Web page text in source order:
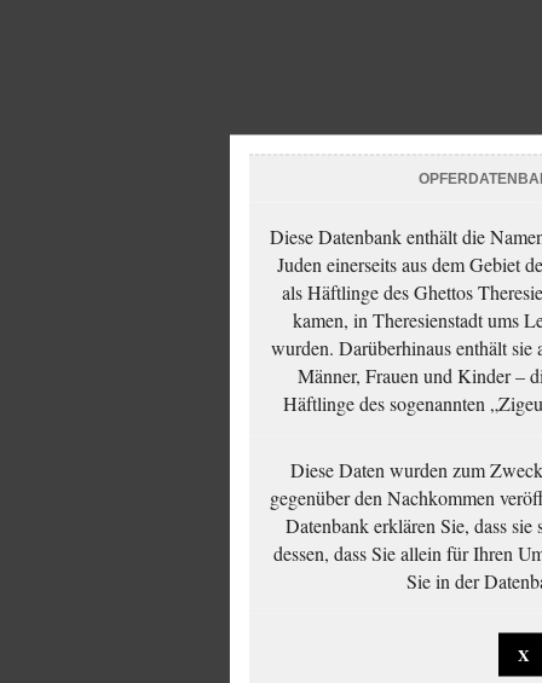
Diese Datenbank enthält die
Juden einerseits aus dem Gebiet
als Häftlinge des Ghettos
kamen, in Theresienstadt ums
wurden. Darüberhinaus enthält
Männer, Frauen und Kinder –
Häftlinge des sogenannten
Diese Daten wurden zum
gegenüber den Nachkommen
Datenbank erklären Sie, dass sie
dessen, dass Sie allein für Ihren
Sie in der
X